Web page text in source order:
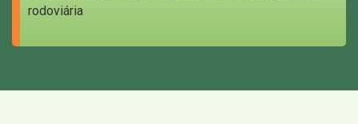
rodoviária